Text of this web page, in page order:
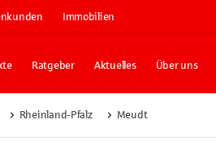
Immobilien
Ratgeber Aktuelles Über uns
Rheinland-Pfalz Meudt